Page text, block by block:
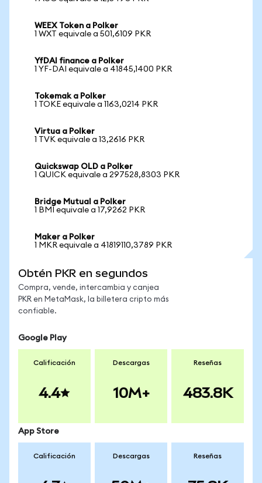
WEEX Token a Polker
1 WXT equivale a 501,6109 PKR
YfDAI finance a Polker
1 YF-DAI equivale a 41845,1400 PKR
Tokemak a Polker
1 TOKE equivale a 1163,0214 PKR
Virtua a Polker
1 TVK equivale a 13,2616 PKR
Quickswap OLD a Polker
1 QUICK equivale a 297528,8303 PKR
Bridge Mutual a Polker
1 BMI equivale a 17,9262 PKR
Maker a Polker
1 MKR equivale a 41819110,3789 PKR
Obtén PKR en segundos
Compra, vende, intercambia y canjea
PKR en MetaMask, la billetera cripto más
confiable.
Google Play
Calificación
4.4
Descargas
10M+
Reseñas
483.8K
App Store
Calificación Descargas Reseñas